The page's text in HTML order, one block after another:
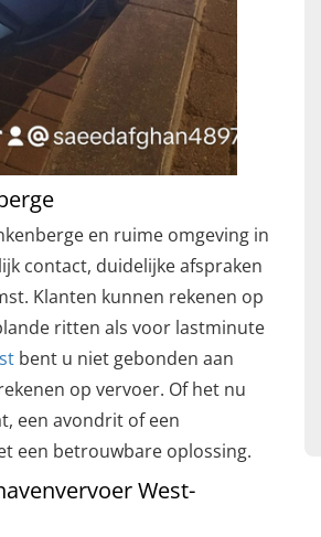
en ruime omgeving in
contact, duidelijke afspraken
Klanten kunnen rekenen op
ritten als voor lastminute
bent u niet gebonden aan
op vervoer. Of het nu
een avondrit of een
een betrouwbare oplossing.
West-